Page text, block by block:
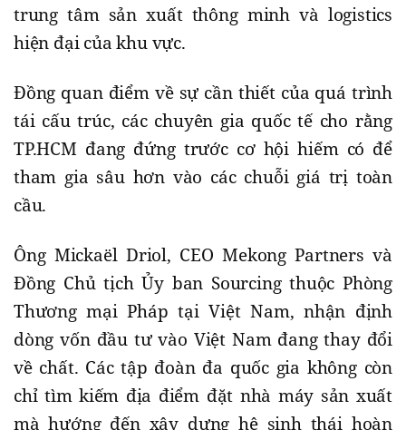
trung tâm sản xuất thông minh và logistics
hiện đại của khu vực.
Đồng quan điểm về sự cần thiết của quá trình
tái cấu trúc, các chuyên gia quốc tế cho rằng
TP.HCM đang đứng trước cơ hội hiếm có để
tham gia sâu hơn vào các chuỗi giá trị toàn
cầu.
Ông Mickaël Driol, CEO Mekong Partners và
Đồng Chủ tịch Ủy ban Sourcing thuộc Phòng
Thương mại Pháp tại Việt Nam, nhận định
dòng vốn đầu tư vào Việt Nam đang thay đổi
về chất. Các tập đoàn đa quốc gia không còn
chỉ tìm kiếm địa điểm đặt nhà máy sản xuất
mà hướng đến xây dựng hệ sinh thái hoàn